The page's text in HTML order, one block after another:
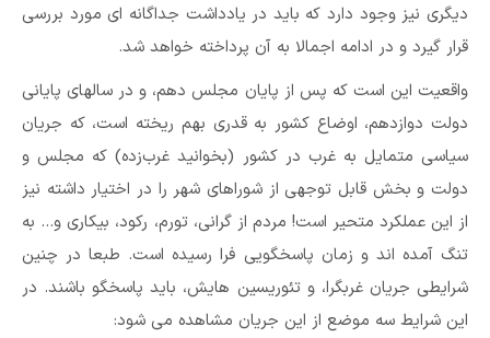
دیگری نیز وجود دارد که باید در یادداشت جداگانه ای مورد بررسی
قرار گیرد و در ادامه اجمالا به آن پرداخته خواهد شد.
واقعیت این است که پس از پایان مجلس دهم، و در سالهای پایانی
دولت دوازدهم، اوضاع کشور به قدری بهم ریخته است، که جریان
سیاسی متمایل به غرب در کشور (بخوانید غرب‌زده) که مجلس و
دولت و بخش قابل توجهی از شوراهای شهر را در اختیار داشته نیز
از این عملکرد متحیر است! مردم از گرانی، تورم، رکود، بیکاری و… به
تنگ آمده اند و زمان پاسخگویی فرا رسیده است. طبعا در چنین
شرایطی جریان غربگرا، و تئوریسین هایش، باید پاسخگو باشند. در
این شرایط سه موضع از این جریان مشاهده می شود: